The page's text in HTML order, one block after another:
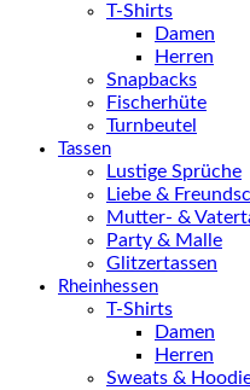
T-Shirts
Damen
Herren
Snapbacks
Fischerhüte
Turnbeutel
Tassen
Lustige Sprüche
Liebe &
Mutter- &
Party & Malle
Glitzertassen
Rheinhessen
T-Shirts
Damen
Herren
Sweats &